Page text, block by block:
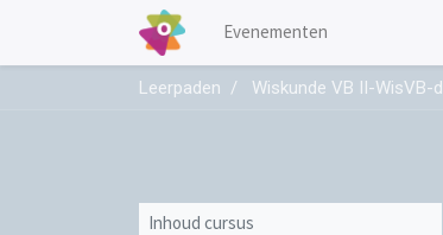
Evenementen
Leerpaden Wiskunde VB II-WisVB-d
Inhoud cursus